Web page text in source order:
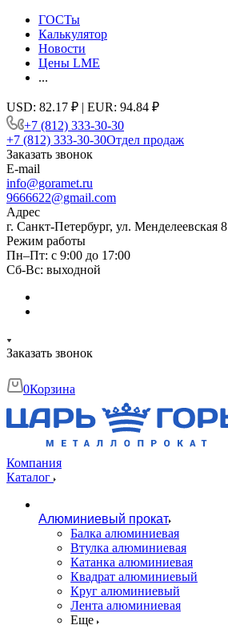
ГОСТы
Калькулятор
Новости
Цены LME
...
USD: 82.17 ₽ | EUR: 94.84 ₽
+7 (812) 333-30-30
+7 (812) 333-30-30Отдел продаж
Заказать звонок
E-mail
info@goramet.ru
9666622@gmail.com
Адрес
г. Санкт-Петербург, ул. Менделеевская 8
Режим работы
Пн–Пт: с 9:00 до 17:00
Сб-Вс: выходной
Заказать звонок
0Корзина
Компания
Каталог
Алюминиевый прокат
Балка алюминиевая
Втулка алюминиевая
Катанка алюминиевая
Квадрат алюминиевый
Круг алюминиевый
Лента алюминиевая
Еще